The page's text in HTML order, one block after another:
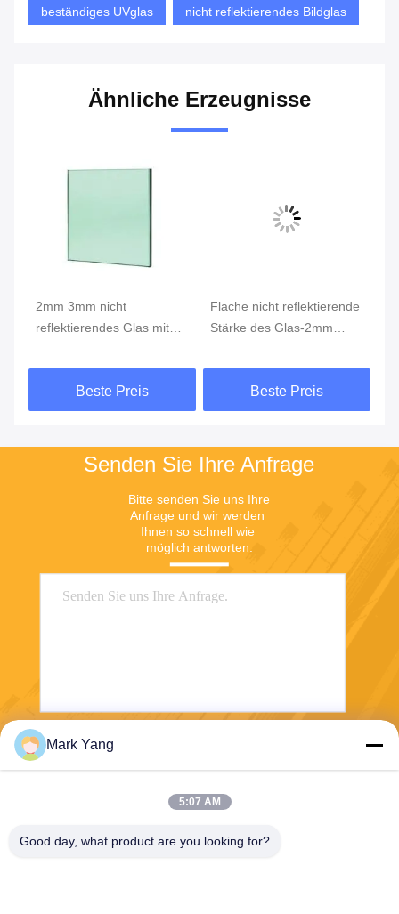
beständiges UVglas nicht reflektierendes Bildglas
Ähnliche Erzeugnisse
2mm 3mm nicht
reflektierendes Glas mit
mehrschichtiger Film-
Oberflächen-Beschichtung
Beste Preis
Flache nicht reflektierende
Stärke des Glas-2mm
Anzeige
Beste Preis
Senden Sie Ihre Anfrage
Bitte senden Sie uns Ihre
Anfrage und wir werden
Ihnen so schnell wie
möglich antworten.
Mark Yang
5:07 AM
Good day, what product are you looking for?